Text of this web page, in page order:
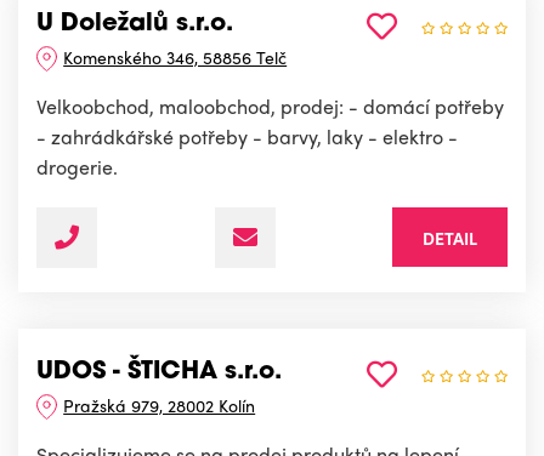
U Doležalů s.r.o.
Komenského 346, 58856 Telč
Velkoobchod, maloobchod, prodej: - domácí potřeby
- zahrádkářské potřeby - barvy, laky - elektro -
drogerie.
DETAIL
UDOS - ŠTICHA s.r.o.
Pražská 979, 28002 Kolín